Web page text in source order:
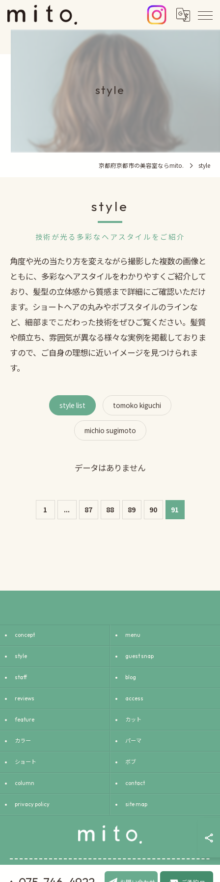
style
京都府京都市の美容室ならmito. style
style
技術が光る多彩なヘアスタイルをご紹介
角度や光の当たり方を変えながら撮影した複数の画像と
ともに、多彩なヘアスタイルをわかりやすくご紹介して
おり、髪型の立体感から質感まで詳細にご確認いただけ
ます。ショートヘアの丸みやボブスタイルのラインな
ど、細部までこだわった技術をぜひご覧ください。髪質
や顔立ち、雰囲気が異なる様々な実例を掲載しておりま
すので、ご自身の理想に近いイメージを見つけられま
す。
style list tomoko kiguchi
michio sugimoto
データはありません
1 ... 87 88 89 90 91
concept menu
style guest snap
staff blog
reviews access
feature カット
カラー パーマ
ショート ボブ
column contact
privacy policy site map
© 2026 京都府京都市の美容室ならmito. ALL RIGHTS RESERVED.